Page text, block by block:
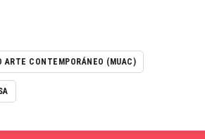
ARTE CONTEMPORÁNEO (MUAC)